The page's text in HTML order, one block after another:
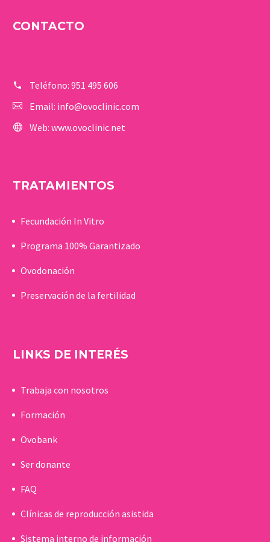
CONTACTO
Teléfono: 951 495 606
Email: info@ovoclinic.com
Web: www.ovoclinic.net
TRATAMIENTOS
Fecundación In Vitro
Programa 100% Garantizado
Ovodonación
Preservación de la fertilidad
LINKS DE INTERÉS
Trabaja con nosotros
Formación
Ovobank
Ser donante
FAQ
Clínicas de reproducción asistida
Sistema interno de información